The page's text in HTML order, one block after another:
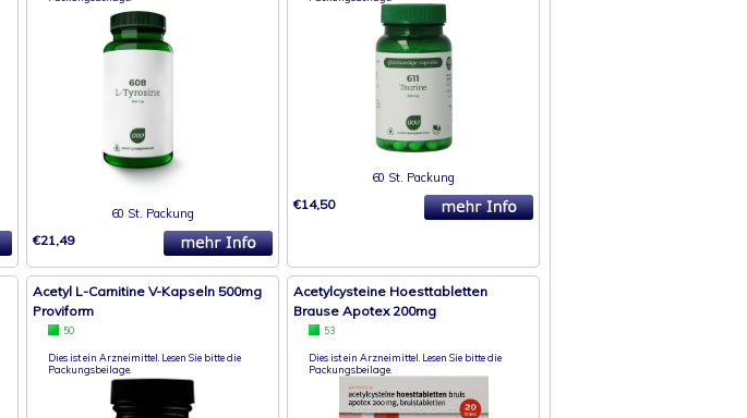
60 St. Packung
€21,49
60 St. Packung
€14,50
Acetyl L-Carnitine V-Kapseln 500mg
Proviform
50
Dies ist ein Arzneimittel. Lesen Sie bitte die
Packungsbeilage.
Acetylcysteine Hoesttabletten
Brause Apotex 200mg
53
Dies ist ein Arzneimittel. Lesen Sie bitte die
Packungsbeilage.